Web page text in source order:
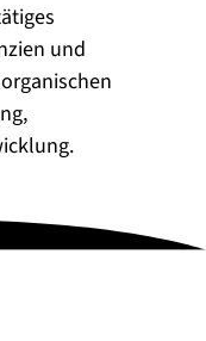
und